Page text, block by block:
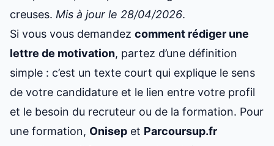
creuses. Mis à jour le 28/04/2026.
Si vous vous demandez comment rédiger une
lettre de motivation, partez d’une définition
simple : c’est un texte court qui explique le sens
de votre candidature et le lien entre votre profil
et le besoin du recruteur ou de la formation. Pour
une formation, Onisep et Parcoursup.fr